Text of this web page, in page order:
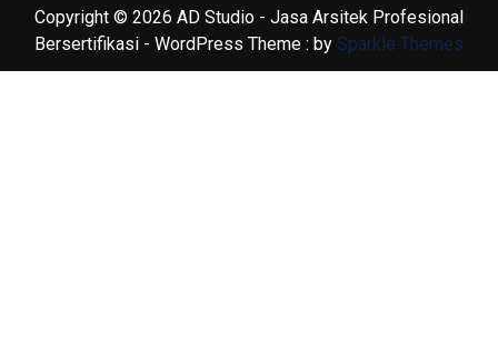
Copyright © 2026 AD Studio - Jasa Arsitek Profesional
Bersertifikasi - WordPress Theme : by Sparkle Themes